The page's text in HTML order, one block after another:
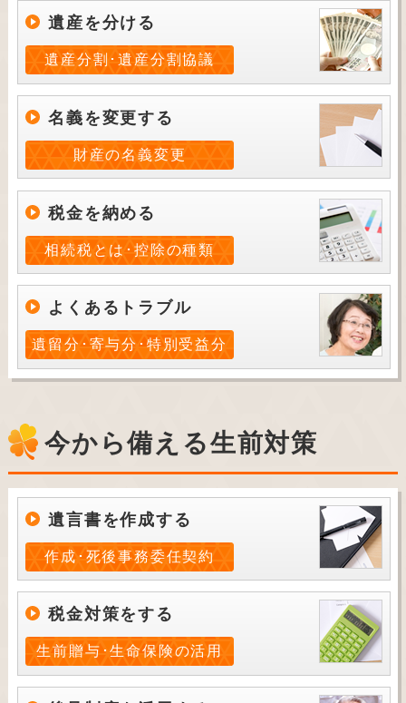
遺産を分ける
遺産分割･遺産分割協議
名義を変更する
財産の名義変更
税金を納める
相続税とは･控除の種類
よくあるトラブル
遺留分･寄与分･特別受益分
今から備える生前対策
遺言書を作成する
作成･死後事務委任契約
税金対策をする
生前贈与･生命保険の活用